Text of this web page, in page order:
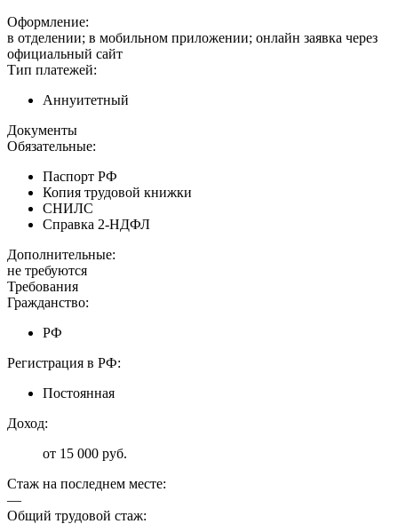
Оформление:
в отделении; в мобильном приложении; онлайн заявка через
официальный сайт
Тип платежей:
Аннуитетный
Документы
Обязательные:
Паспорт РФ
Копия трудовой книжки
СНИЛС
Справка 2-НДФЛ
Дополнительные:
не требуются
Требования
Гражданство:
РФ
Регистрация в РФ:
Постоянная
Доход:
от 15 000 руб.
Стаж на последнем месте:
—
Общий трудовой стаж: